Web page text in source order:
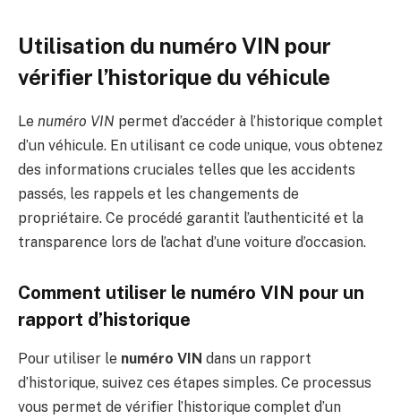
Utilisation du numéro VIN pour
vérifier l’historique du véhicule
Le numéro VIN permet d’accéder à l’historique complet
d’un véhicule. En utilisant ce code unique, vous obtenez
des informations cruciales telles que les accidents
passés, les rappels et les changements de
propriétaire. Ce procédé garantit l’authenticité et la
transparence lors de l’achat d’une voiture d’occasion.
Comment utiliser le numéro VIN pour un
rapport d’historique
Pour utiliser le numéro VIN dans un rapport
d’historique, suivez ces étapes simples. Ce processus
vous permet de vérifier l’historique complet d’un